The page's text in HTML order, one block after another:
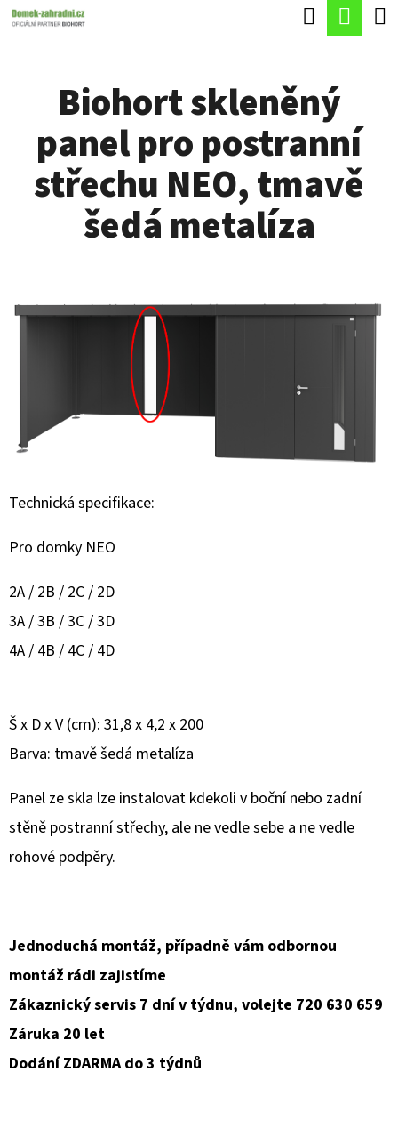
Přejít
Hledat
Biohort skleněný
panel pro postranní
střechu NEO, tmavě
šedá metalíza
Technická specifikace:
Pro domky NEO
2A / 2B / 2C / 2D
3A / 3B / 3C / 3D
4A / 4B / 4C / 4D
Š x D x V (cm): 31,8 x 4,2 x 200
Barva: tmavě šedá metalíza
Panel ze skla lze instalovat kdekoli v boční nebo zadní
stěně postranní střechy, ale ne vedle sebe a ne vedle
rohové podpěry.
Jednoduchá montáž, případně vám odbornou
montáž rádi zajistíme
Zákaznický servis 7 dní v týdnu, volejte 720 630 659
Záruka 20 let
Dodání ZDARMA do 3 týdnů
K
B
U
T
E
N
J
Í
T
?
HLEDAT
D
O
U
Č
U
J
E
M